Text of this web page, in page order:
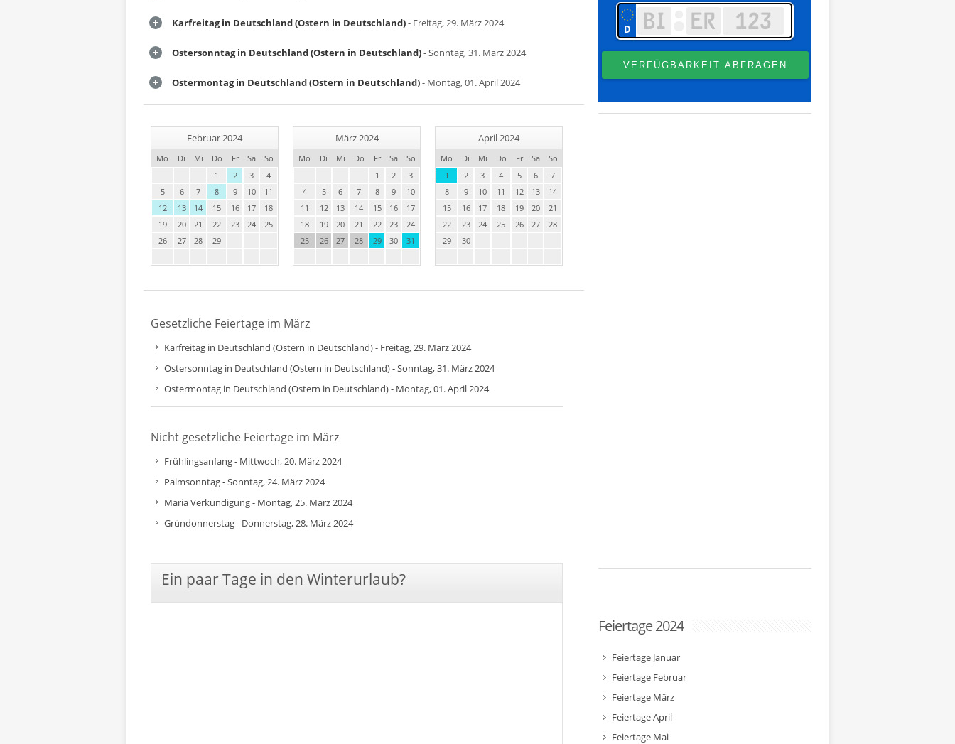
Karfreitag in Deutschland (Ostern in Deutschland)- Freitag, 29. März 2024
Ostersonntag in Deutschland (Ostern in Deutschland)- Sonntag, 31. März 2024
Ostermontag in Deutschland (Ostern in Deutschland)- Montag, 01. April 2024
Februar 2024
Mo Di Mi Do Fr Sa
So
1
2 3
4
5
6 7 8 9 10
11
12
13 14 15 16 17
18
19
20 21 22 23 24
25
26
27 28 29
März 2024
Mo Di Mi Do Fr Sa
So
1
2
3
4
5 6 7 8 9
10
11
12 13 14 15 16
17
18
19 20 21 22 23
24
25
26 27 28 29 30 31
April 2024
Mo Di Mi Do Fr Sa
So
1
2 3 4 5 6
7
8
9 10 11 12 13
14
15
16 17 18 19 20
21
22
23 24 25 26 27
28
29
30
Gesetzliche Feiertage im März
Karfreitag in Deutschland (Ostern in Deutschland) - Freitag, 29. März 2024
Ostersonntag in Deutschland (Ostern in Deutschland) - Sonntag, 31. März 2024
Ostermontag in Deutschland (Ostern in Deutschland) - Montag, 01. April 2024
Nicht gesetzliche Feiertage im März
Frühlingsanfang - Mittwoch, 20. März 2024
Palmsonntag - Sonntag, 24. März 2024
Mariä Verkündigung - Montag, 25. März 2024
Gründonnerstag - Donnerstag, 28. März 2024
Ein paar Tage in den Winterurlaub?
Feiertage 2024
Feiertage Januar
Feiertage Februar
Feiertage März
Feiertage April
Feiertage Mai